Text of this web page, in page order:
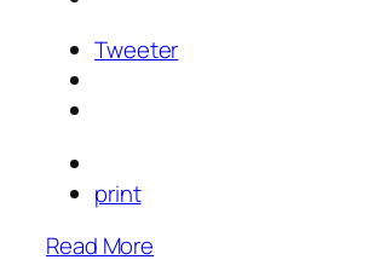
Tweeter
print
Read More